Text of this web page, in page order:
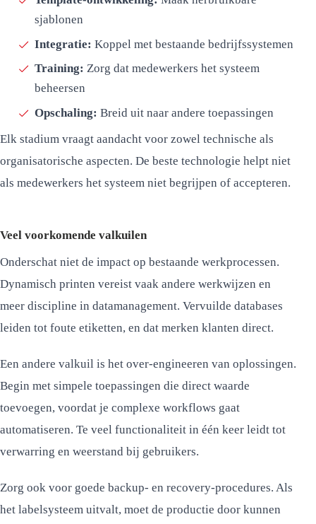
sjablonen
Integratie: Koppel met bestaande bedrijfssystemen
Training: Zorg dat medewerkers het systeem
beheersen
Opschaling: Breid uit naar andere toepassingen
Elk stadium vraagt aandacht voor zowel technische als
organisatorische aspecten. De beste technologie helpt niet
als medewerkers het systeem niet begrijpen of accepteren.
Veel voorkomende valkuilen
Onderschat niet de impact op bestaande werkprocessen.
Dynamisch printen vereist vaak andere werkwijzen en
meer discipline in datamanagement. Vervuilde databases
leiden tot foute etiketten, en dat merken klanten direct.
Een andere valkuil is het over-engineeren van oplossingen.
Begin met simpele toepassingen die direct waarde
toevoegen, voordat je complexe workflows gaat
automatiseren. Te veel functionaliteit in één keer leidt tot
verwarring en weerstand bij gebruikers.
Zorg ook voor goede backup- en recovery-procedures. Als
het labelsysteem uitvalt, moet de productie door kunnen